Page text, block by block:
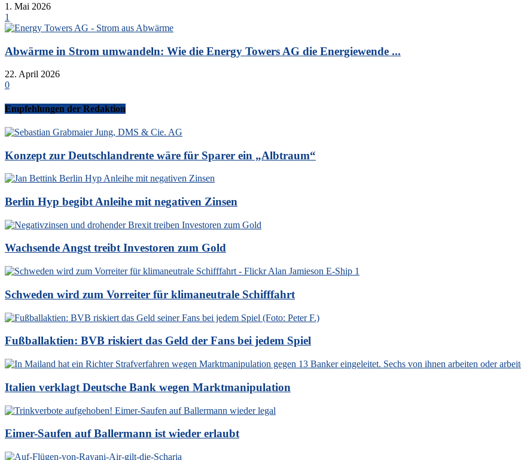
1. Mai 2026
1
Abwärme in Strom umwandeln: Wie die Energy Towers AG die Energiewende ...
22. April 2026
0
Empfehlungen der Redaktion
Konzept zur Deutschlandrente wäre für Sparer ein „Albtraum“
Berlin Hyp begibt Anleihe mit negativen Zinsen
Wachsende Angst treibt Investoren zum Gold
Schweden wird zum Vorreiter für klimaneutrale Schifffahrt
Fußballaktien: BVB riskiert das Geld der Fans bei jedem Spiel
Italien verklagt Deutsche Bank wegen Marktmanipulation
Eimer-Saufen auf Ballermann ist wieder erlaubt